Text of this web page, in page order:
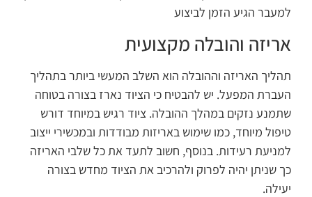
למעבר הגיע הזמן לביצוע
אריזה והובלה מקצועית
תהליך האריזה וההובלה הוא השלב המעשי ביותר בתהליך
העברת המפעל. יש להבטיח כי הציוד נארז בצורה בטוחה
שתמנע נזקים במהלך ההובלה. ציוד רגיש במיוחד דורש
טיפול מיוחד, כמו שימוש באריזות מבודדות ובמכשירי ייצוב
למניעת רעידות. בנוסף, חשוב לתעד את כל שלבי האריזה
כך שניתן יהיה לפרוק ולהרכיב את הציוד מחדש בצורה
יעילה.